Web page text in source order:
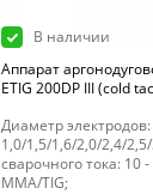
В наличии
Аппарат
ETIG 200DP III (cold
Диаметр электродов:
1,0/1,5/1,6/2,0/2,4/
сварочного тока: 10
MMA/TIG;